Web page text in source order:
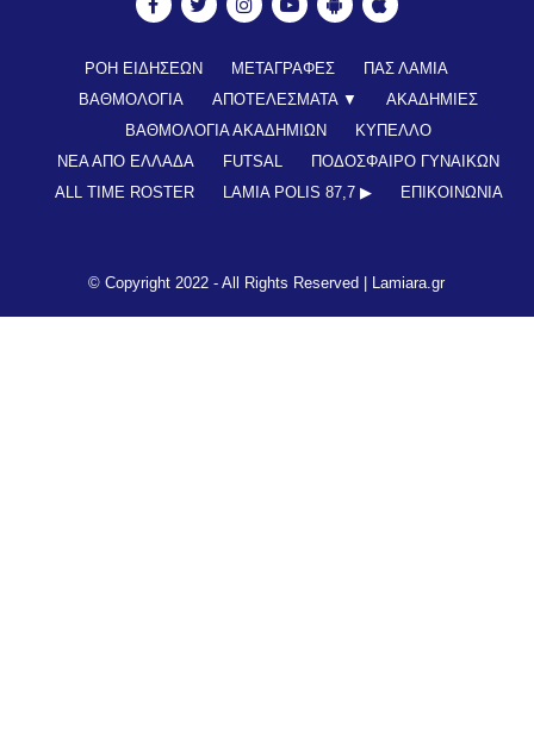
ΡΟΗ ΕΙΔΗΣΕΩΝ ΜΕΤΑΓΡΑΦΕΣ
ΠΑΣ ΛΑΜΙΑ
ΒΑΘΜΟΛΟΓΙΑ
ΑΠΟΤΕΛΕΣΜΑΤΑ ▼
ΑΚΑΔΗΜΙΕΣ
ΒΑΘΜΟΛΟΓΙΑ ΑΚΑΔΗΜΙΩΝ
ΚΥΠΕΛΛΟ
ΝΕΑ ΑΠΟ ΕΛΛΑΔΑ
FUTSAL
ΠΟΔΟΣΦΑΙΡΟ ΓΥΝΑΙΚΩΝ
ALL TIME ROSTER
LAMIA POLIS 87,7 ▶︎ ΕΠΙΚΟΙΝΩΝΊΑ
© Copyright 2022 - All Rights Reserved | Lamiara.gr